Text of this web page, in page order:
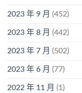
2023 年 9 月 (452)
2023 年 8 月 (442)
2023 年 7 月 (502)
2023 年 6 月 (77)
2022 年 11 月 (1)